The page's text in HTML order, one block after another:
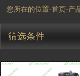
您所在的位置-首页 -产
筛选条件